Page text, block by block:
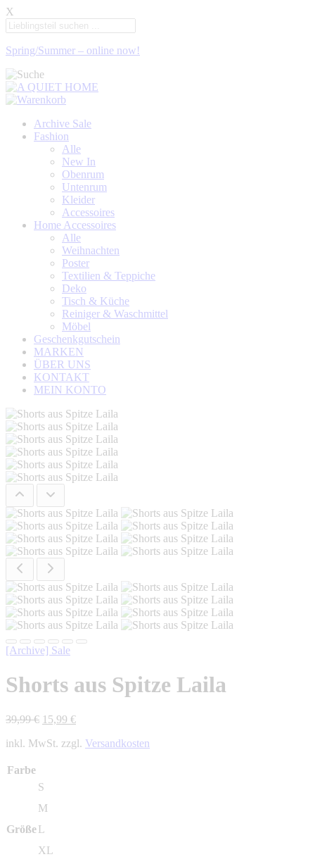
X
Spring/Summer – online now!
Archive Sale
Fashion
Alle
New In
Obenrum
Untenrum
Kleider
Accessoires
Home Accessoires
Alle
Weihnachten
Poster
Textilien & Teppiche
Deko
Tisch & Küche
Reiniger & Waschmittel
Möbel
Geschenkgutschein
MARKEN
ÜBER UNS
KONTAKT
MEIN KONTO
[Archive] Sale
Shorts aus Spitze Laila
39,99€ Ursprünglicher
war:
15,99 €Aktueller
ist:
inkl. MwSt. zzgl. Versandkosten
Farbe
Größe
S
M
L
XL